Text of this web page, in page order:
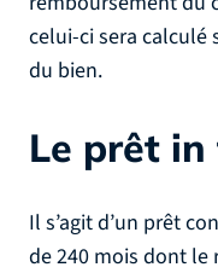
celui-ci sera calculé
du bien.
Le prêt in
Il s’agit d’un prêt
de 240 mois dont